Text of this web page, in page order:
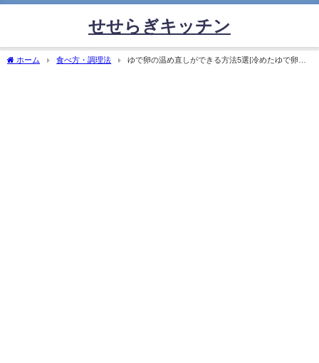
せせらぎキッチン
ホーム 食べ方・調理法
ゆで卵の温め直しができる方法5選|冷めたゆで卵を